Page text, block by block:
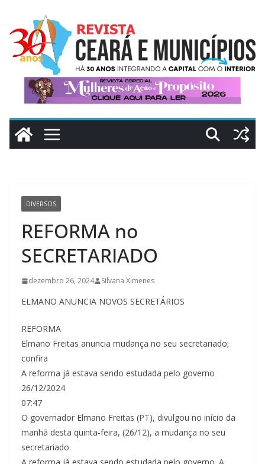
conteúdo
DIVERSOS
REFORMA no
SECRETARIADO
dezembro 26, 2024 Silvana Ximenes
ELMANO ANUNCIA NOVOS SECRETÁRIOS
REFORMA
Elmano Freitas anuncia mudança no seu secretariado;
confira
A reforma já estava sendo estudada pelo governo
26/12/2024
07:47
O governador Elmano Freitas (PT), divulgou no início da
manhã desta quinta-feira, (26/12), a mudança no seu
secretariado.